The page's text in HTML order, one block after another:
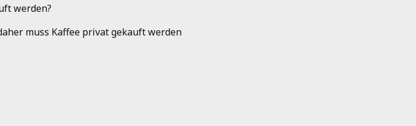
werden?
muss Kaffee privat gekauft werden